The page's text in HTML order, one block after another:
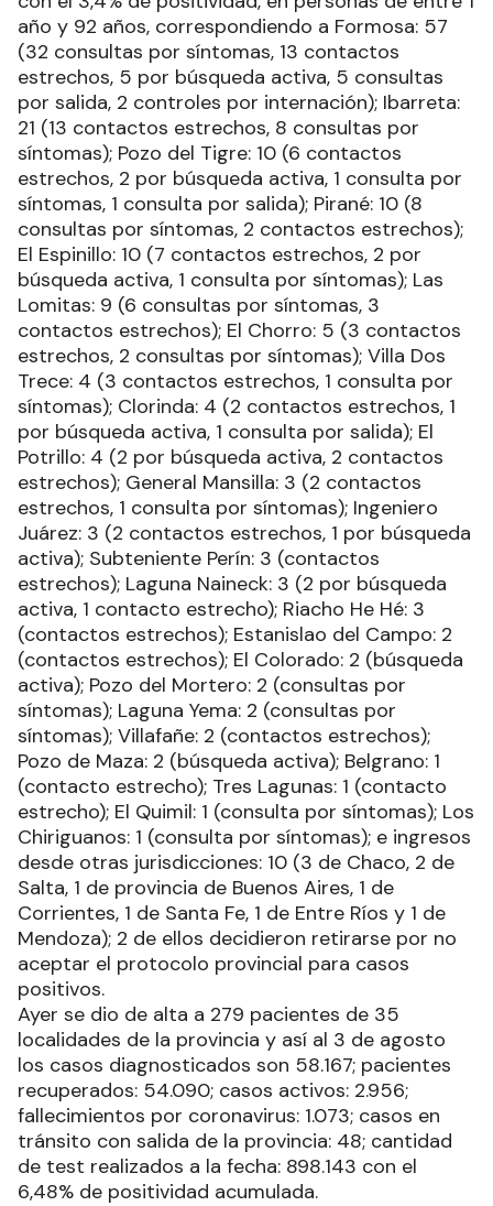
año y 92 años, correspondiendo a Formosa: 57
(32 consultas por síntomas, 13 contactos
estrechos, 5 por búsqueda activa, 5 consultas
por salida, 2 controles por internación); Ibarreta:
21 (13 contactos estrechos, 8 consultas por
síntomas); Pozo del Tigre: 10 (6 contactos
estrechos, 2 por búsqueda activa, 1 consulta por
síntomas, 1 consulta por salida); Pirané: 10 (8
consultas por síntomas, 2 contactos estrechos);
El Espinillo: 10 (7 contactos estrechos, 2 por
búsqueda activa, 1 consulta por síntomas); Las
Lomitas: 9 (6 consultas por síntomas, 3
contactos estrechos); El Chorro: 5 (3 contactos
estrechos, 2 consultas por síntomas); Villa Dos
Trece: 4 (3 contactos estrechos, 1 consulta por
síntomas); Clorinda: 4 (2 contactos estrechos, 1
por búsqueda activa, 1 consulta por salida); El
Potrillo: 4 (2 por búsqueda activa, 2 contactos
estrechos); General Mansilla: 3 (2 contactos
estrechos, 1 consulta por síntomas); Ingeniero
Juárez: 3 (2 contactos estrechos, 1 por búsqueda
activa); Subteniente Perín: 3 (contactos
estrechos); Laguna Naineck: 3 (2 por búsqueda
activa, 1 contacto estrecho); Riacho He Hé: 3
(contactos estrechos); Estanislao del Campo: 2
(contactos estrechos); El Colorado: 2 (búsqueda
activa); Pozo del Mortero: 2 (consultas por
síntomas); Laguna Yema: 2 (consultas por
síntomas); Villafañe: 2 (contactos estrechos);
Pozo de Maza: 2 (búsqueda activa); Belgrano: 1
(contacto estrecho); Tres Lagunas: 1 (contacto
estrecho); El Quimil: 1 (consulta por síntomas); Los
Chiriguanos: 1 (consulta por síntomas); e ingresos
desde otras jurisdicciones: 10 (3 de Chaco, 2 de
Salta, 1 de provincia de Buenos Aires, 1 de
Corrientes, 1 de Santa Fe, 1 de Entre Ríos y 1 de
Mendoza); 2 de ellos decidieron retirarse por no
aceptar el protocolo provincial para casos
positivos.
Ayer se dio de alta a 279 pacientes de 35
localidades de la provincia y así al 3 de agosto
los casos diagnosticados son 58.167; pacientes
recuperados: 54.090; casos activos: 2.956;
fallecimientos por coronavirus: 1.073; casos en
tránsito con salida de la provincia: 48; cantidad
de test realizados a la fecha: 898.143 con el
6,48% de positividad acumulada.